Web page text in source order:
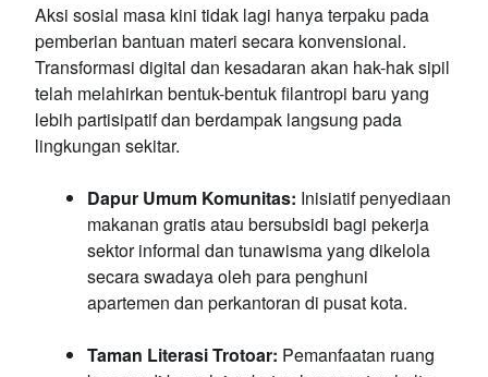
Aksi sosial masa kini tidak lagi hanya terpaku pada
pemberian bantuan materi secara konvensional.
Transformasi digital dan kesadaran akan hak-hak sipil
telah melahirkan bentuk-bentuk filantropi baru yang
lebih partisipatif dan berdampak langsung pada
lingkungan sekitar.
Dapur Umum Komunitas: Inisiatif penyediaan
makanan gratis atau bersubsidi bagi pekerja
sektor informal dan tunawisma yang dikelola
secara swadaya oleh para penghuni
apartemen dan perkantoran di pusat kota.
Taman Literasi Trotoar: Pemanfaatan ruang